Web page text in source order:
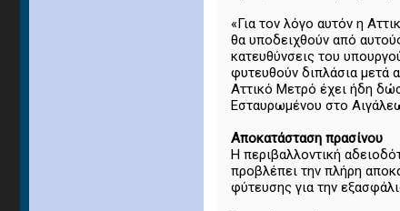
«Για τον λόγο αυτόν η
θα υποδειχθούν από
κατευθύνσεις του
φυτευθούν διπλάσια μετά
Αττικό Μετρό έχει ήδη
Εσταυρωμένου στο
Αποκατάσταση πρασίνου
Η περιβαλλοντική
προβλέπει την πλήρη
φύτευσης για την